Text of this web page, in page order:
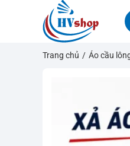
Trang chủ / Áo cầu